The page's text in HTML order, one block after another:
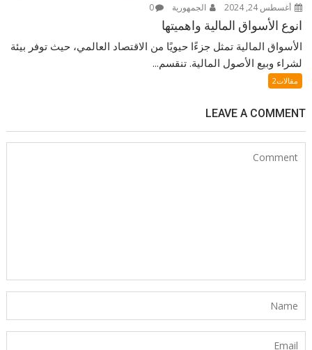
أغسطس 24, 2024 الجمهورية 0
انوع الأسواق المالية واهميتها
الأسواق المالية تمثل جزءًا حيويًا من الاقتصاد العالمي، حيث توفر بيئة
لشراء وبيع الأصول المالية. تنقسم...
مقالات2
LEAVE A COMMENT